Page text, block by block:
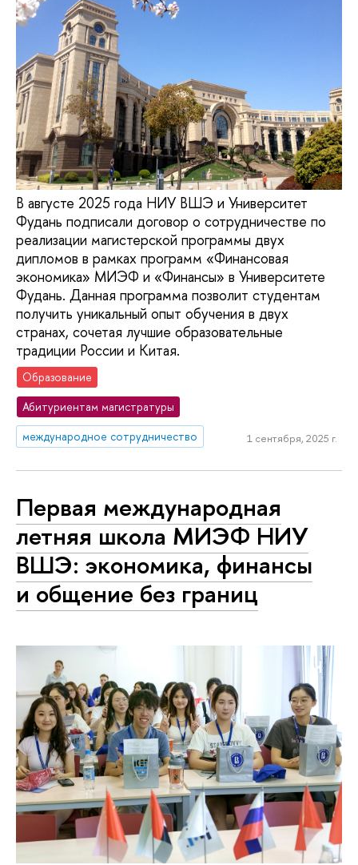
В августе 2025 года НИУ ВШЭ и Университет
Фудань подписали договор о сотрудничестве по
реализации магистерской программы двух
дипломов в рамках программ «Финансовая
экономика» МИЭФ и «Финансы» в Университете
Фудань. Данная программа позволит студентам
получить уникальный опыт обучения в двух
странах, сочетая лучшие образовательные
традиции России и Китая.
Образование
Абитуриентам магистратуры
международное сотрудничество
1 сентября, 2025 г.
Первая международная
летняя школа МИЭФ НИУ
ВШЭ: экономика, финансы
и общение без границ